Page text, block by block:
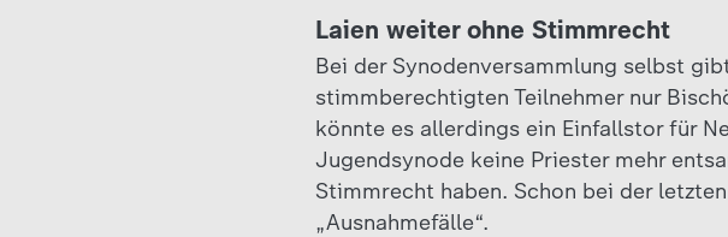
Laien weiter ohne Stimmrecht
Bei der Synodenversammlung selbst
stimmberechtigten Teilnehmer nur
könnte es allerdings ein Einfallstor für
Jugendsynode keine Priester mehr
Stimmrecht haben. Schon bei der
„Ausnahmefälle“.